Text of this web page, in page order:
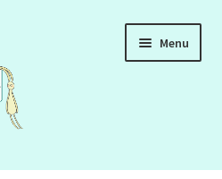
Menu